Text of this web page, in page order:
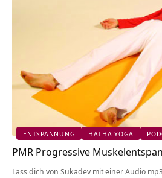
ENTSPANNUNG HATHA YOGA
PMR Progressive
Lass dich von Sukadev mit einer Audio